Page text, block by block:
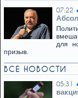
07:22
для
призыв.
ВСЕ НОВОСТИ
05:31